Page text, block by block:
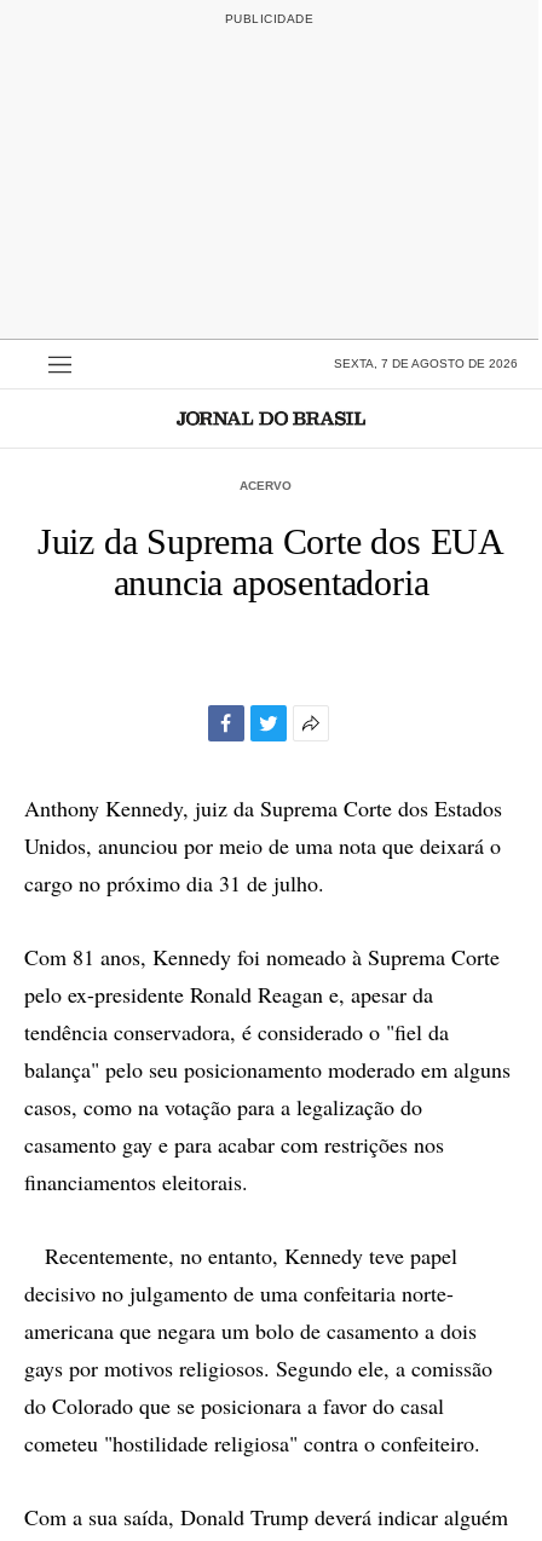
SEXTA, 7 DE AGOSTO DE 2026
ACERVO
Juiz da Suprema Corte dos EUA
anuncia aposentadoria
compartilhamento
Anthony Kennedy, juiz da Suprema Corte dos Estados
Unidos, anunciou por meio de uma nota que deixará o
cargo no próximo dia 31 de julho.
Com 81 anos, Kennedy foi nomeado à Suprema Corte
pelo ex-presidente Ronald Reagan e, apesar da
tendência conservadora, é considerado o "fiel da
balança" pelo seu posicionamento moderado em alguns
casos, como na votação para a legalização do
casamento gay e para acabar com restrições nos
financiamentos eleitorais.
Recentemente, no entanto, Kennedy teve papel
decisivo no julgamento de uma confeitaria norte-
americana que negara um bolo de casamento a dois
gays por motivos religiosos. Segundo ele, a comissão
do Colorado que se posicionara a favor do casal
cometeu "hostilidade religiosa" contra o confeiteiro.
Com a sua saída, Donald Trump deverá indicar alguém